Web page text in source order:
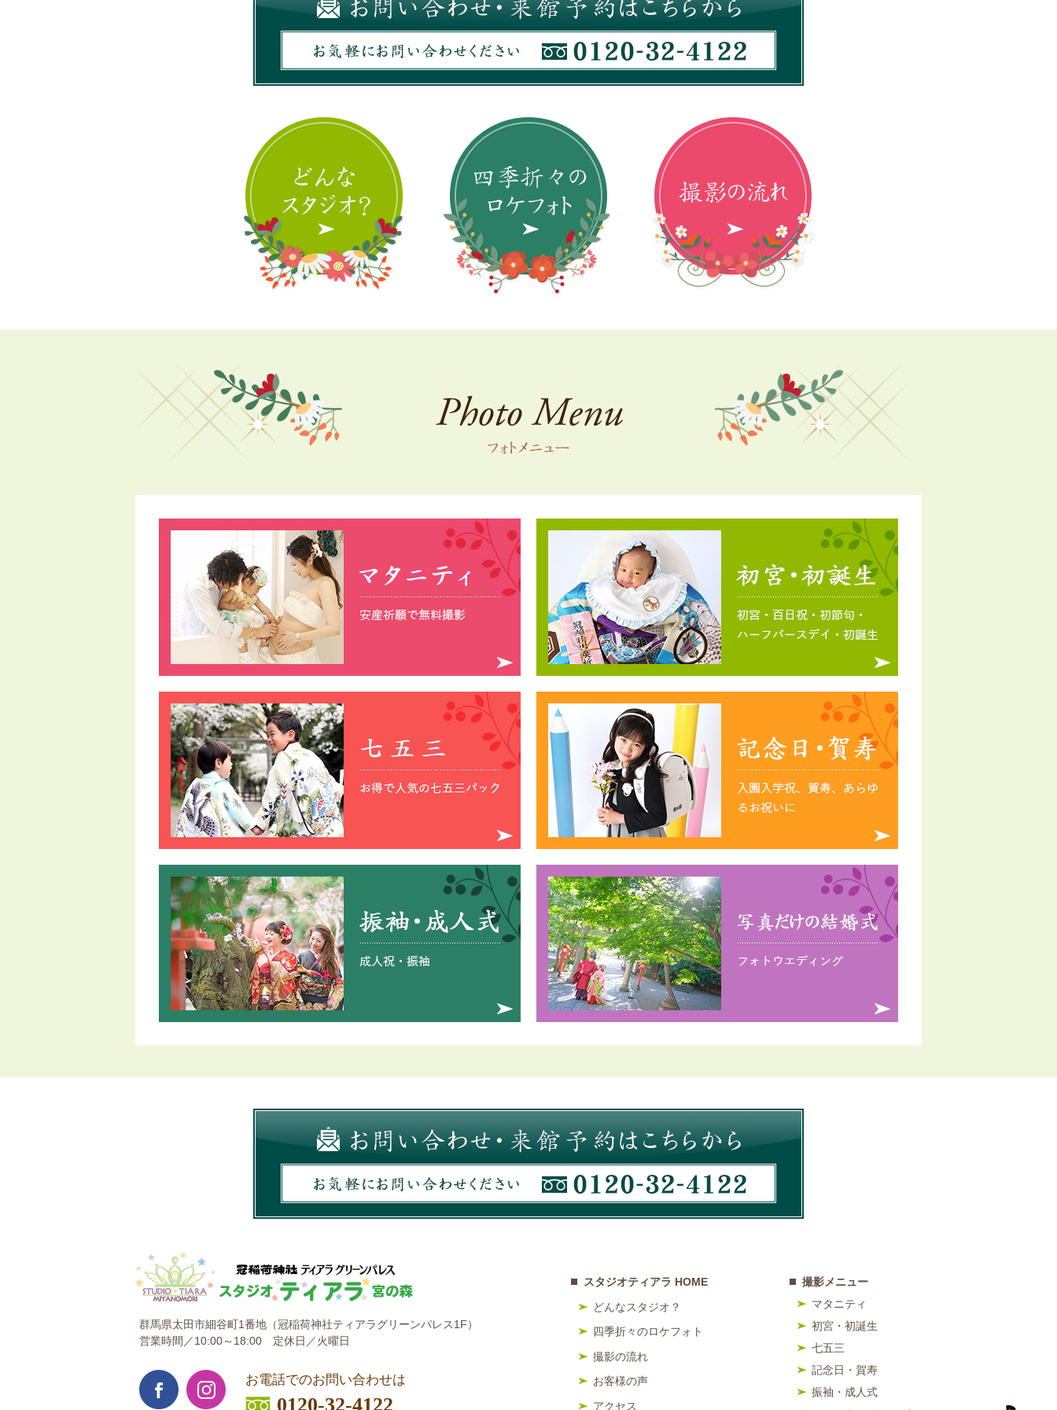
スタジオティアラ HOME
どんなスタジオ？
四季折々のロケフォト
撮影の流れ
お客様の声
アクセス
撮影メニュー
マタニティ
初宮・初誕生
七五三
記念日・賀寿
振袖・成人式
群馬県太田市細谷町1番地（冠稲荷神社ティアラグリーンパレス1F）
営業時間／10:00～18:00 定休日／火曜日
お電話でのお問い合わせは
0120-32-4122